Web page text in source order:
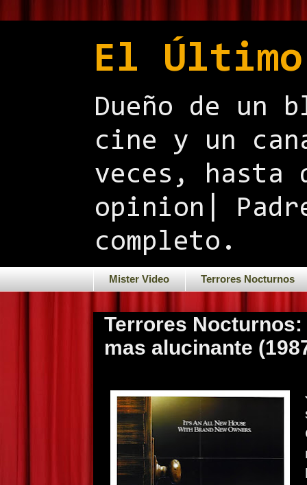
El
Dueño de un
cine y un
veces, hasta
opinion|
completo.
Mister Video Terrores Nocturnos
Terrores Nocturnos:
mas alucinante